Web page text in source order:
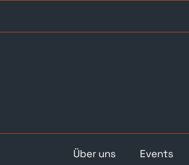
content
Über uns Events